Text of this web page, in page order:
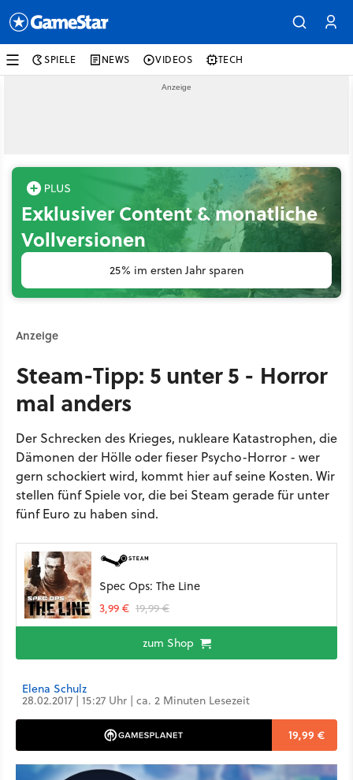
SPIELE NEWS VIDEOS TECH
Exklusiver Content & monatliche
Vollversionen
25% im ersten Jahr sparen
Anzeige
Steam-Tipp: 5 unter 5 - Horror
mal anders
Der Schrecken des Krieges, nukleare Katastrophen, die
Dämonen der Hölle oder fieser Psycho-Horror - wer
gern schockiert wird, kommt hier auf seine Kosten. Wir
stellen fünf Spiele vor, die bei Steam gerade für unter
fünf Euro zu haben sind.
Spec Ops: The Line
3,99 € 19,99 €
zum Shop
Elena Schulz
28.02.2017 | 15:27 Uhr | ca. 2 Minuten Lesezeit
19,99 €